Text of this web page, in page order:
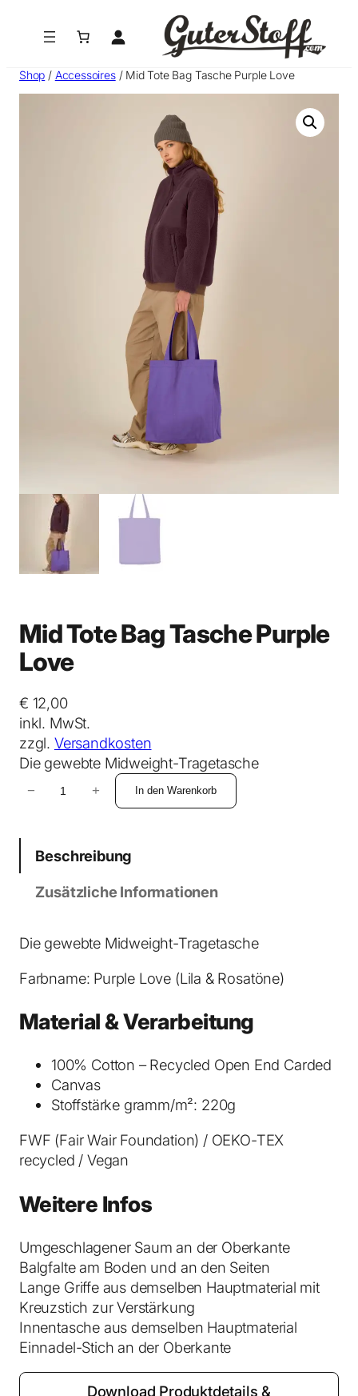
Shop / Accessoires/ Mid Tote Bag Tasche Purple Love
Mid Tote Bag Tasche Purple
Love
€ 12,00
inkl. MwSt.
zzgl. Versandkosten
Die gewebte Midweight-Tragetasche
T
a
T
s
r
p
e
o
v
e
M
e
n
e
− + In den Warenkorb
Beschreibung
Zusätzliche Informationen
Die gewebte Midweight-Tragetasche
Farbname: Purple Love (Lila & Rosatöne)
Material & Verarbeitung
100% Cotton – Recycled Open End Carded
Canvas
Stoffstärke gramm/m²: 220g
FWF (Fair Wair Foundation) / OEKO-TEX
recycled / Vegan
Weitere Infos
Umgeschlagener Saum an der Oberkante
Balgfalte am Boden und an den Seiten
Lange Griffe aus demselben Hauptmaterial mit
Kreuzstich zur Verstärkung
Innentasche aus demselben Hauptmaterial
Einnadel-Stich an der Oberkante
Download Produktdetails &